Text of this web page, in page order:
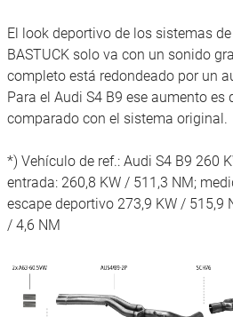
El look deportivo de los sistemas
BASTUCK solo va con un sonido
completo está redondeado por un
Para el Audi S4 B9 ese aumento es
comparado con el sistema original.
*) Vehículo de ref.: Audi S4 B9 260
entrada: 260,8 KW / 511,3 NM;
escape deportivo 273,9 KW / 515,9
/ 4,6 NM